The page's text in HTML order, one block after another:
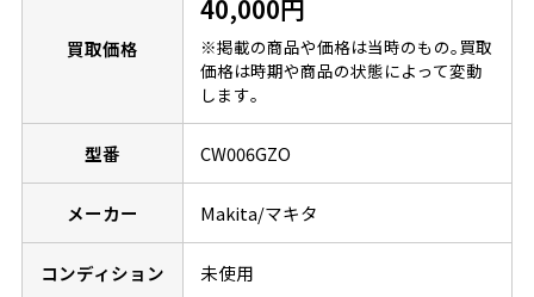
買取価格
40,000円
※掲載の商品や価格は当時のもの｡買取
価格は時期や商品の状態によって変動
します｡
型番 CW006GZO
メーカー Makita/マキタ
コンディション 未使用